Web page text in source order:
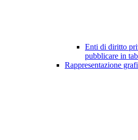
Enti di diritto
pubblicare in
Rappresentazione